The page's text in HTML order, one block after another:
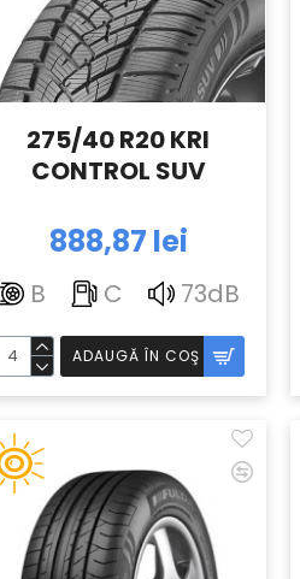
275/40 R20 KRI
CONTROL SUV
888,87 lei
B C 73dB
ADAUGĂ ÎN COŞ